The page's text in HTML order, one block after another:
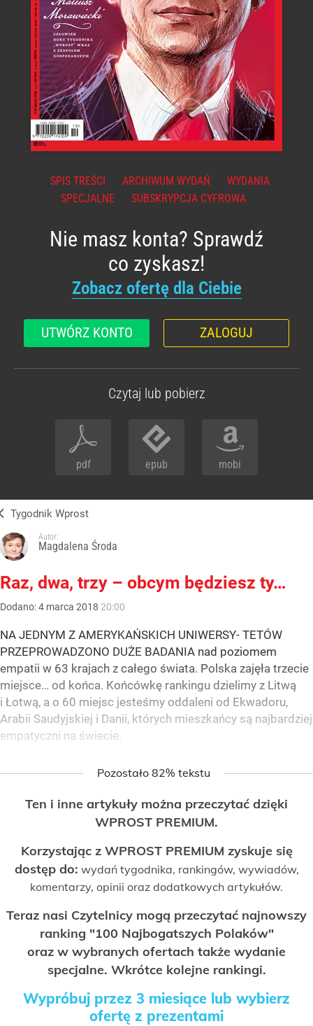
SPIS TREŚCI ARCHIWUM WYDAŃ
WYDANIA
SPECJALNE
SUBSKRYPCJA CYFROWA
Nie masz konta? Sprawdź
co zyskasz!
Zobacz ofertę dla Ciebie
UTWÓRZ KONTO ZALOGUJ
Czytaj lub pobierz
pdf epub mobi
Tygodnik Wprost
Autor:
Magdalena Środa
Raz, dwa, trzy – obcym będziesz ty…
Dodano:4 marca 2018 20:00
NA JEDNYM Z AMERYKAŃSKICH UNIWERSY- TETÓW
PRZEPROWADZONO DUŻE BADANIA nad poziomem
empatii w 63 krajach z całego świata. Polska zajęła trzecie
miejsce… od końca. Końcówkę rankingu dzielimy z Litwą
i Łotwą, a o 60 miejsc jesteśmy oddaleni od Ekwadoru,
Arabii Saudyjskiej i Danii, których mieszkańcy są najbardziej
empatyczni na świecie.
Pozostało 82% tekstu
Ten i inne artykuły można przeczytać dzięki
WPROST PREMIUM.
Korzystając z WPROST PREMIUM zyskuje się
dostęp do: wydań tygodnika, rankingów, wywiadów,
komentarzy, opinii oraz dodatkowych artykułów.
Teraz nasi Czytelnicy mogą przeczytać najnowszy
ranking "100 Najbogatszych Polaków"
oraz w wybranych ofertach także wydanie
specjalne. Wkrótce kolejne rankingi.
Wypróbuj przez 3 miesiące lub wybierz
ofertę z prezentami